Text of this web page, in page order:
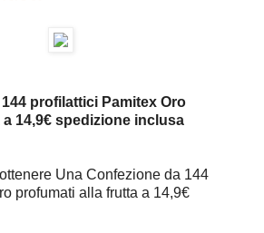
profilattici Pamitex Oro
14,9€ spedizione inclusa
Una Confezione da 144
profumati alla frutta a 14,9€